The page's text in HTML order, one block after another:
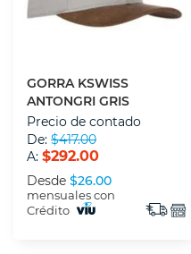
GORRA KSWISS
ANTONGRI GRIS
Precio de contado
De: $417.00
A: $292.00
Desde $26.00
mensuales con
Crédito